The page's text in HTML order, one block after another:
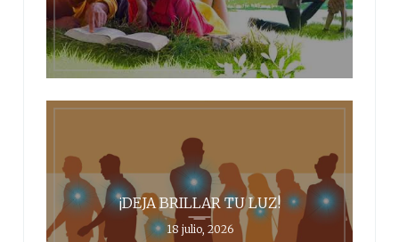
¡DEJA BRILLAR TU LUZ!
18 julio, 2026